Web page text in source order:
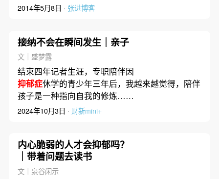
2014年5月8日 · 张进博客
接纳不会在瞬间发生｜亲子
文｜盛梦露
结束四年记者生涯，专职陪伴因
抑郁症休学的青少年三年后，我越来越觉得，陪伴
孩子是一种指向自我的修炼……
2024年10月3日 · 财新mini+
内心脆弱的人才会抑郁吗？
｜带着问题去读书
文｜泉谷闲示